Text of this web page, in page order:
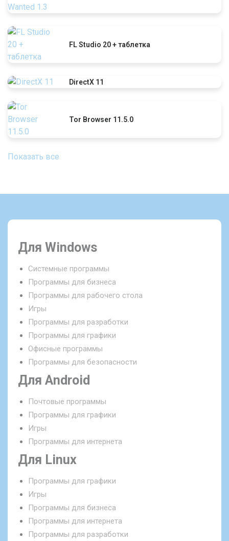
FL Studio 20 + таблетка
DirectX 11
Tor Browser 11.5.0
Показать все
Для Windows
Системные программы
Программы для бизнеса
Программы для рабочего стола
Игры
Программы для разработки
Программы для графики
Офисные программы
Программы для безопасности
Для Android
Почтовые программы
Программы для графики
Игры
Программы для интернета
Для Linux
Программы для графики
Игры
Программы для бизнеса
Программы для интернета
Программы для разработки